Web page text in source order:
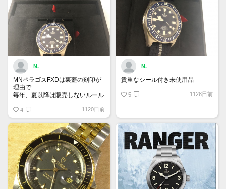
N.
MNペラゴスFXDは裏蓋の刻印が
理由で
毎年、夏以降は販売しないルール
4 1120日前
N.
貴重なシール付き未使用品
5 1128日前